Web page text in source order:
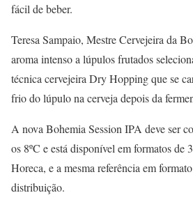
fácil de beber.
Teresa Sampaio, Mestre Cervejeira da
aroma intenso a lúpulos frutados
técnica cervejeira Dry Hopping que se
frio do lúpulo na cerveja depois da
A nova Bohemia Session IPA deve ser
os 8ºC e está disponível em formatos de
Horeca, e a mesma referência em
distribuição.